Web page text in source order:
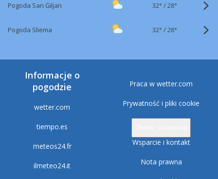
Pogoda San Ġiljan 32° /28°
Pogoda Sliema 32° /28°
Informacje o
pogodzie
wetter.com
tiempo.es
meteos24.fr
ilmeteo24.it
Praca w wetter.com
Prywatność i pliki cookie
Wsparcie i kontakt
Nota prawna